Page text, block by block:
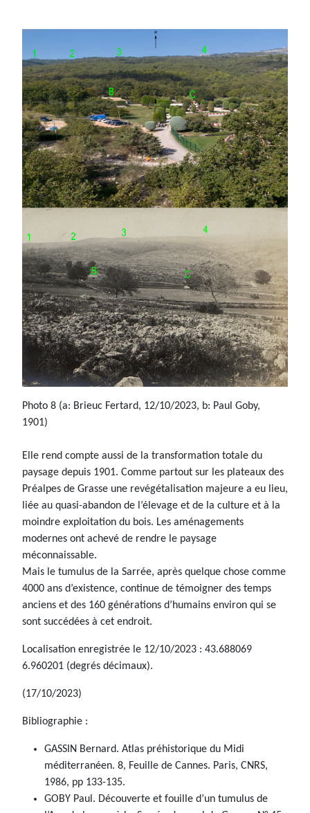
Photo 8 (a: Brieuc Fertard, 12/10/2023, b: Paul Goby,
1901)
Elle rend compte aussi de la transformation totale du
paysage depuis 1901. Comme partout sur les plateaux des
Préalpes de Grasse une revégétalisation majeure a eu lieu,
liée au quasi-abandon de l’élevage et de la culture et à la
moindre exploitation du bois. Les aménagements
modernes ont achevé de rendre le paysage
méconnaissable.
Mais le tumulus de la Sarrée, après quelque chose comme
4000 ans d’existence, continue de témoigner des temps
anciens et des 160 générations d’humains environ qui se
sont succédées à cet endroit.
Localisation enregistrée le 12/10/2023 : 43.688069
6.960201 (degrés décimaux).
(17/10/2023)
Bibliographie :
GASSIN Bernard. Atlas préhistorique du Midi
méditerranéen. 8, Feuille de Cannes. Paris, CNRS,
1986, pp 133-135.
GOBY Paul. Découverte et fouille d’un tumulus de